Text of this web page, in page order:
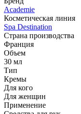
Academie
Косметическая линия
Spa Destination
Страна производства
Франция
Объем
30 мл
Тип
Кремы
Для кого
Для женщин
Применение